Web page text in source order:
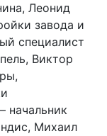
Леонид
завода и
специалист
Виктор
начальник
Михаил